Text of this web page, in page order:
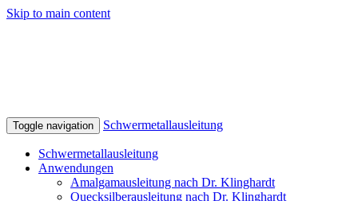
Skip to main content
Toggle navigation Schwermetallausleitung
Schwermetallausleitung
Anwendungen
Amalgamausleitung nach Dr. Klinghardt
Quecksilberausleitung nach Dr. Klinghardt